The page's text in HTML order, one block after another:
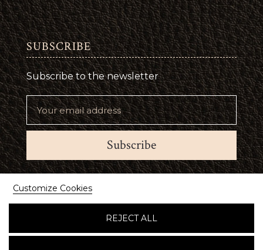
SUBSCRIBE
Subscribe to the newsletter
Subscribe
Suivez-nous
Customize Cookies
REJECT ALL